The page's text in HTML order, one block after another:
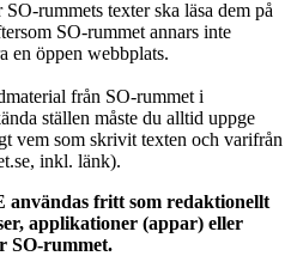
rummets texter ska läsa dem på
SO-rummet annars inte
en öppen webbplats.
från SO-rummet i
ställen måste du alltid uppge
vem som skrivit texten och varifrån
inkl. länk).
användas fritt som redaktionellt
applikationer (appar) eller
SO-rummet.